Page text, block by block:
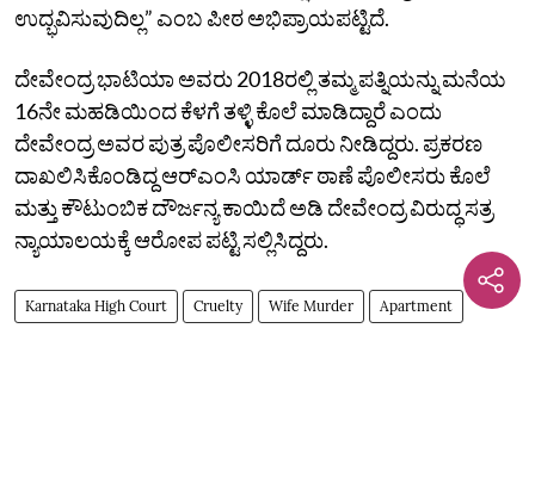
ಉದ್ಭವಿಸುವುದಿಲ್ಲ” ಎಂಬ ಪೀಠ ಅಭಿಪ್ರಾಯಪಟ್ಟಿದೆ.
ದೇವೇಂದ್ರ ಭಾಟಿಯಾ ಅವರು 2018ರಲ್ಲಿ ತಮ್ಮ ಪತ್ನಿಯನ್ನು ಮನೆಯ
16ನೇ ಮಹಡಿಯಿಂದ ಕೆಳಗೆ ತಳ್ಳಿ ಕೊಲೆ ಮಾಡಿದ್ದಾರೆ ಎಂದು
ದೇವೇಂದ್ರ ಅವರ ಪುತ್ರ ಪೊಲೀಸರಿಗೆ ದೂರು ನೀಡಿದ್ದರು. ಪ್ರಕರಣ
ದಾಖಲಿಸಿಕೊಂಡಿದ್ದ ಆರ್‌ಎಂಸಿ ಯಾರ್ಡ್ ಠಾಣೆ ಪೊಲೀಸರು ಕೊಲೆ
ಮತ್ತು ಕೌಟುಂಬಿಕ ದೌರ್ಜನ್ಯ ಕಾಯಿದೆ ಅಡಿ ದೇವೇಂದ್ರ ವಿರುದ್ಧ ಸತ್ರ
ನ್ಯಾಯಾಲಯಕ್ಕೆ ಆರೋಪ ಪಟ್ಟಿ ಸಲ್ಲಿಸಿದ್ದರು.
Karnataka High Court Cruelty Wife Murder Apartment